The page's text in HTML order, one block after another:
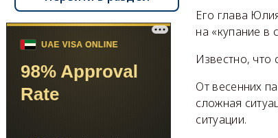
Его глава
на «купание в
Известно, что
От весенних
сложная
ситуации.